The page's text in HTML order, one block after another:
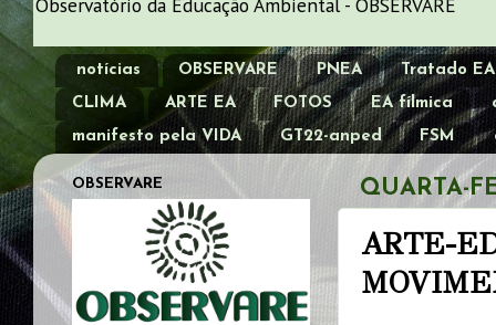
notícias OBSERVARE PNEA
Tratado EA
CLIMA
ARTE EA FOTOS EA fílmica
manifesto pela VIDA
GT22-anped FSM
QUARTA-
ARTE-
OBSERVARE